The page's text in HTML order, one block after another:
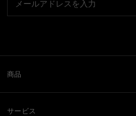
商品
サービス